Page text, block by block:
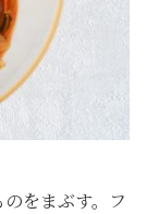
をまぶす。フ